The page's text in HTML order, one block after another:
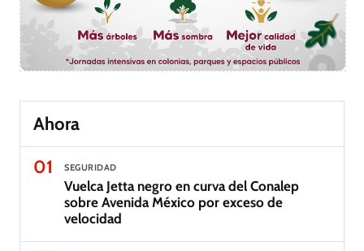
Ahora
01
SEGURIDAD
Vuelca Jetta negro en curva del Conalep
sobre Avenida México por exceso de
velocidad